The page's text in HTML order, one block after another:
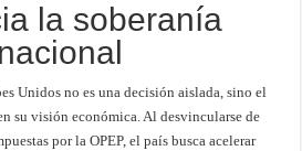
la soberanía
Unidos no es una decisión aislada, sino el
su visión económica. Al desvincularse de
por la OPEP, el país busca acelerar